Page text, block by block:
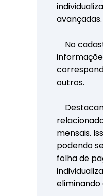
avançadas.
No
outros.
mensais.
podendo
folha de
eliminando